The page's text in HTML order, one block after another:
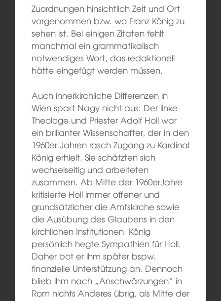
Zuordnungen hinsichtlich Zeit und Ort
vorgenommen bzw. wo Franz König zu
sehen ist. Bei einigen Zitaten fehlt
manchmal ein grammatikalisch
notwendiges Wort, das redaktionell
hätte eingefügt werden müssen.
Auch innerkirchliche Differenzen in
Wien spart Nagy nicht aus: Der linke
Theologe und Priester Adolf Holl war
ein brillanter Wissenschafter, der in den
1960er Jahren rasch Zugang zu Kardinal
König erhielt. Sie schätzten sich
wechselseitig und arbeiteten
zusammen. Ab Mitte der 1960erJahre
kritisierte Holl immer offener und
grundsätzlicher die Amtskirche sowie
die Ausübung des Glaubens in den
kirchlichen Institutionen. König
persönlich hegte Sympathien für Holl.
Daher bot er ihm später bspw.
finanzielle Unterstützung an. Dennoch
blieb ihm nach „Anschwärzungen“ in
Rom nichts Anderes übrig, als Mitte der